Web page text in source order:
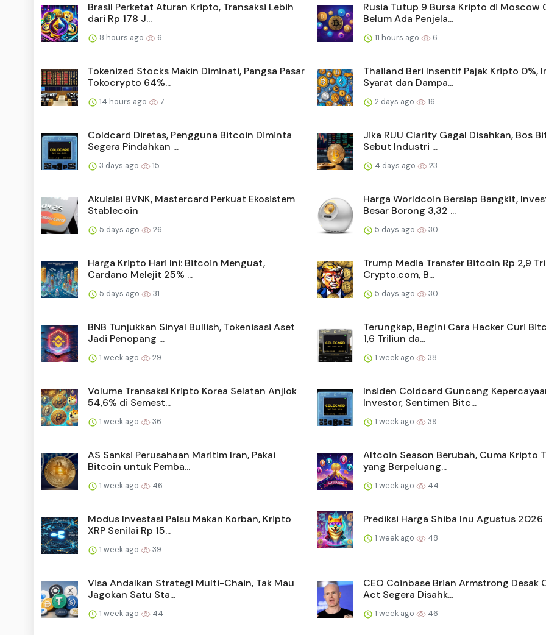
Brasil Perketat Aturan Kripto, Transaksi Lebih
dari Rp 178 J...
8 hours ago 6
Rusia Tutup 9 Bursa Kripto di Moscow
Belum Ada Penjela...
11 hours ago 6
Tokenized Stocks Makin Diminati, Pangsa Pasar
Tokocrypto 64%...
14 hours ago 7
Thailand Beri Insentif Pajak Kripto 0%,
Syarat dan Dampa...
2 days ago 16
Coldcard Diretas, Pengguna Bitcoin Diminta
Segera Pindahkan ...
3 days ago 15
Jika RUU Clarity Gagal Disahkan, Bos
Sebut Industri ...
4 days ago 23
Akuisisi BVNK, Mastercard Perkuat Ekosistem
Stablecoin
5 days ago 26
Harga Worldcoin Bersiap Bangkit,
Besar Borong 3,32 ...
5 days ago 30
Harga Kripto Hari Ini: Bitcoin Menguat,
Cardano Melejit 25% ...
5 days ago 31
Trump Media Transfer Bitcoin Rp 2,9
Crypto.com, B...
5 days ago 30
BNB Tunjukkan Sinyal Bullish, Tokenisasi Aset
Jadi Penopang ...
1 week ago 29
Terungkap, Begini Cara Hacker Curi
1,6 Triliun da...
1 week ago 38
Volume Transaksi Kripto Korea Selatan Anjlok
54,6% di Semest...
1 week ago 36
Insiden Coldcard Guncang
Investor, Sentimen Bitc...
1 week ago 39
AS Sanksi Perusahaan Maritim Iran, Pakai
Bitcoin untuk Pemba...
1 week ago 46
Altcoin Season Berubah, Cuma Kripto
yang Berpeluang...
1 week ago 44
Modus Investasi Palsu Makan Korban, Kripto
XRP Senilai Rp 15...
1 week ago 39
Prediksi Harga Shiba Inu Agustus 2026
1 week ago 48
Visa Andalkan Strategi Multi-Chain, Tak Mau
Jagokan Satu Sta...
1 week ago 44
CEO Coinbase Brian Armstrong Desak
Act Segera Disahk...
1 week ago 46